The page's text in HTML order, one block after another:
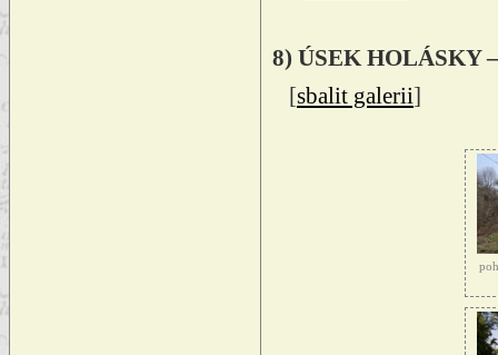
8) ÚSEK HOLÁSKY
[sbalit galerii]